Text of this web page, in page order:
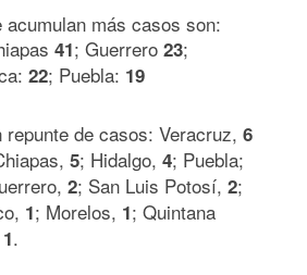
acumulan más casos son:
41; Guerrero 23;
22; Puebla: 19
de casos: Veracruz, 6
5; Hidalgo, 4; Puebla;
2; San Luis Potosí, 2;
1; Morelos, 1; Quintana
1.